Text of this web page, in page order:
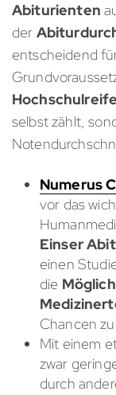
Abiturienten
der
entscheidend
Hochschulreife
selbst zählt,
Numerus
vor das
Einser
einen
die
Chancen
Mit einem
zwar
durch